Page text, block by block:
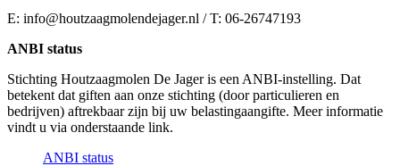
E: info@houtzaagmolendejager.nl / T: 06-26747193
ANBI status
Stichting Houtzaagmolen De Jager is een ANBI-instelling. Dat
betekent dat giften aan onze stichting (door particulieren en
bedrijven) aftrekbaar zijn bij uw belastingaangifte. Meer informatie
vindt u via onderstaande link.
ANBI status